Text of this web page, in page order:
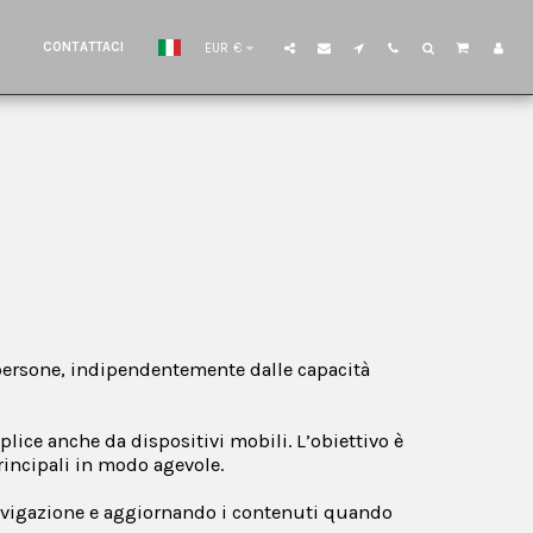
CONTATTACI EUR €
indipendentemente dalle capacità
anche da dispositivi mobili. L’obiettivo è
in modo agevole.
e aggiornando i contenuti quando